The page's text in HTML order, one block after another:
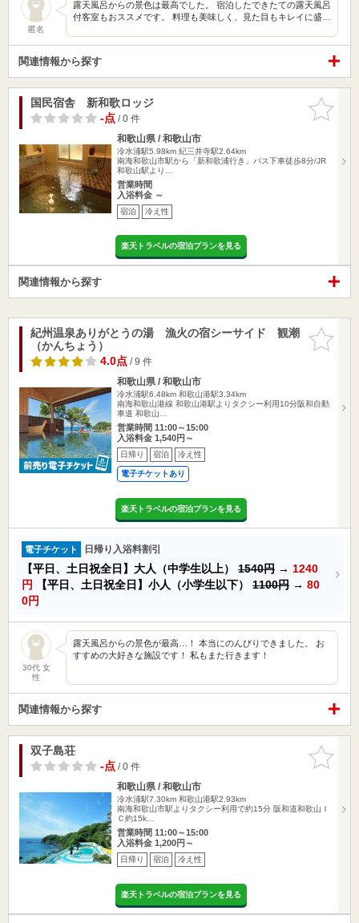
匿名
露天風呂からの景色は最高でした。 宿泊したできたての露天風呂
付客室もおススメです。 料理も美味しく、見た目もキレイに盛…
関連情報から探す
お気に入
りに追加
国民宿舎 新和歌ロッジ
-点/ 0 件
和歌山県 / 和歌山市
冷水浦駅5.98km 紀三井寺駅2.64km
南海和歌山市駅から「新和歌浦行き」バス下車徒歩8分/JR
和歌山駅より…
営業時間
入浴料金 ～
宿泊 冷え性
楽天トラベルの宿泊プランを見る
関連情報から探す
お気に入
りに追加
紀州温泉ありがとうの湯 漁火の宿シーサイド 観潮
（かんちょう）
4.0点/ 9 件
和歌山県 / 和歌山市
冷水浦駅6.48km 和歌山港駅3.34km
南海和歌山港線 和歌山港駅よりタクシー利用10分阪和自動
車道 和歌山…
営業時間 11:00～15:00
入浴料金 1,540円～
日帰り 宿泊 冷え性
電子チケットあり
楽天トラベルの宿泊プランを見る
電子チケット 日帰り入浴料割引
【平日、土日祝全日】大人（中学生以上） 1540円 → 1240
円
【平日、土日祝全日】小人（小学生以下） 1100円 → 80
0円
30代 女
性
露天風呂からの景色が最高…！ 本当にのんびりできました。 お
すすめの大好きな施設です！ 私もまた行きます！
関連情報から探す
お気に入
りに追加
双子島荘
-点/ 0 件
和歌山県 / 和歌山市
冷水浦駅7.30km 和歌山港駅2.93km
南海和歌山市駅よりタクシー利用で約15分 阪和道和歌山Ｉ
Ｃ約15k…
営業時間 11:00～15:00
入浴料金 1,200円～
日帰り 宿泊 冷え性
楽天トラベルの宿泊プランを見る